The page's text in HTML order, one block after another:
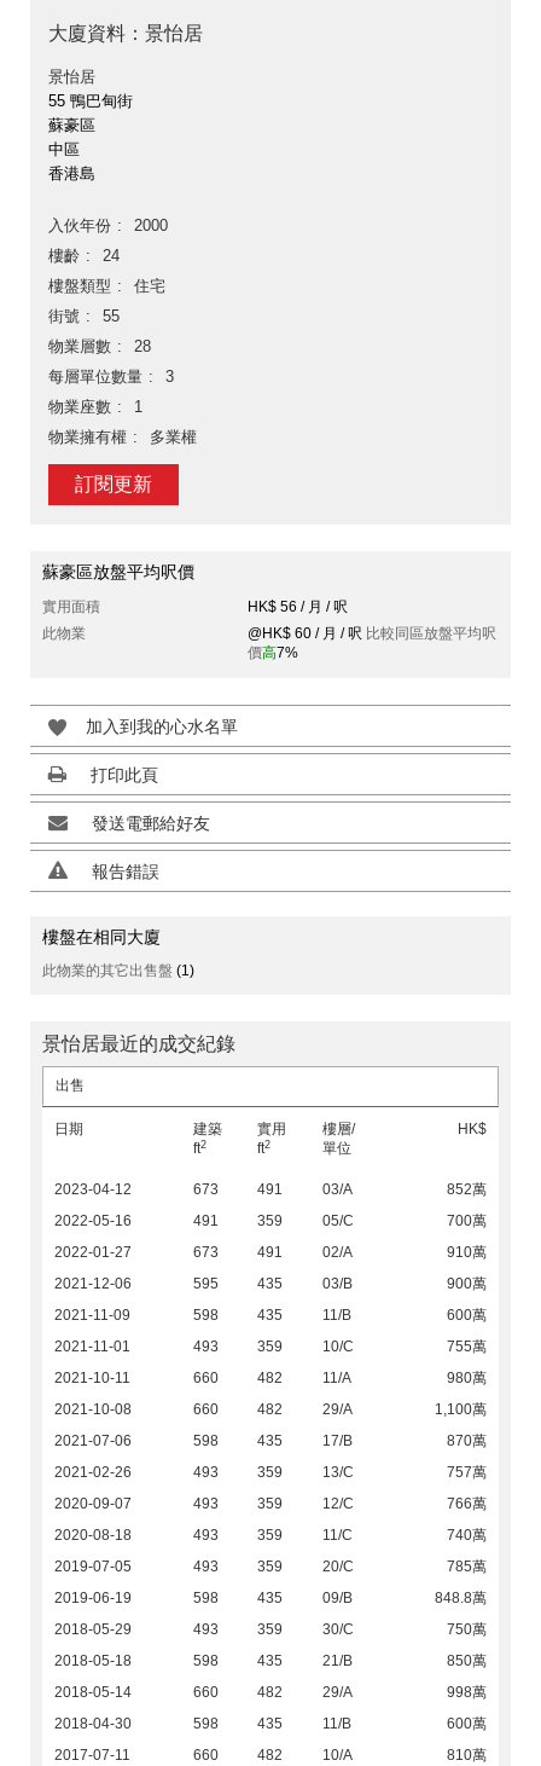
大廈資料：景怡居
景怡居
55 鴨巴甸街
蘇豪區
中區
香港島
入伙年份
2000
樓齡
24
樓盤類型
住宅
街號
55
物業層數
28
每層單位數量
3
物業座數
1
物業擁有權
多業權
訂閱更新
蘇豪區放盤平均呎價
實用面積
HK$ 56 / 月 / 呎
此物業
@HK$ 60 / 月 / 呎 比較同區放盤平均呎
價高7%
加入到我的心水名單
打印此頁
發送電郵給好友
報告錯誤
樓盤在相同大廈
此物業的其它出售盤 (1)
景怡居最近的成交紀錄
出售
日期
建築
ft2
實用
ft2
樓層/
單位
HK$
2023-04-12 673 491 03/A
852萬
2022-05-16
491 359 05/C
700萬
2022-01-27
673 491 02/A
910萬
2021-12-06
595 435 03/B
900萬
2021-11-09
598 435 11/B
600萬
2021-11-01
493 359 10/C
755萬
2021-10-11
660 482 11/A
980萬
2021-10-08
660 482 29/A
1,100萬
2021-07-06
598 435 17/B
870萬
2021-02-26
493 359 13/C
757萬
2020-09-07
493 359 12/C
766萬
2020-08-18
493 359 11/C
740萬
2019-07-05
493 359 20/C
785萬
2019-06-19
598 435 09/B
848.8萬
2018-05-29
493 359 30/C
750萬
2018-05-18
598 435 21/B
850萬
2018-05-14
660 482 29/A
998萬
2018-04-30
598 435 11/B
600萬
2017-07-11
660 482 10/A 810萬